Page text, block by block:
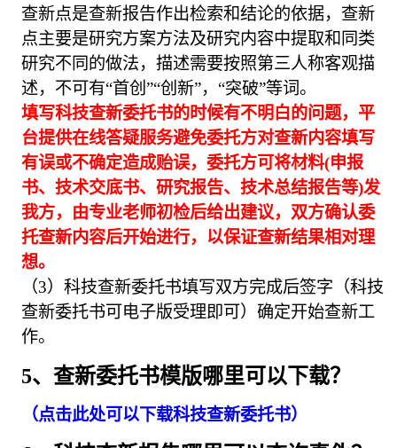
查新点是查新报告作出检索和结论的依据，查新
点主要是研究方案方法及研究内容中提取和同类
研究不同的做法，描述需要按照第三人称客观描
述，不可有“首创”“创新”，“突破”等词。
填写科技查新委托书的时候有不明白的问题，平
台提供在线答疑服务避免委托方对查新内容填写
有误或不确定造成贻误，委托方可将材料(申报
书、技术交底书、研究报告、技术总结报告等)发
我方，由专业老师初检后给出建议，双方确认委
托查新内容后开始进行，以保证查新结果相对理
想。
（3）科技查新委托书填写双方完成后签字（科技
查新委托书可电子版受理即可）确定开始查新工
作。
5、查新委托书模版哪里可以下载？
（点击此处可以下载科技查新委托书）